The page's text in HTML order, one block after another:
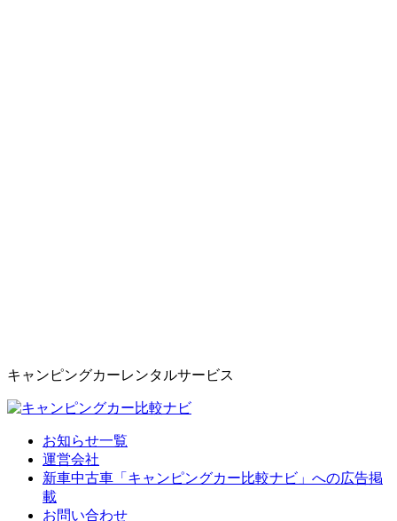
キャンピングカーレンタルサービス
お知らせ一覧
運営会社
新車中古車「キャンピングカー比較ナビ」への広告掲
載
お問い合わせ